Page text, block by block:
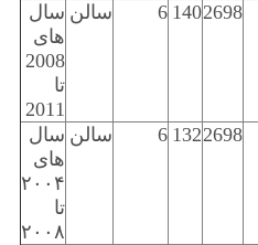
2698
140
6 سالن سال
های
2008
تا
2011
2698
132
6 سالن سال
های
۲۰۰۴
تا
۲۰۰۸